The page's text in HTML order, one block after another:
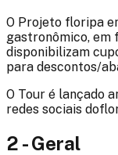
O Projeto floripa
gastronômico, em
disponibilizam
para descontos/
O Tour é lançado
redes sociais do
2 - Geral